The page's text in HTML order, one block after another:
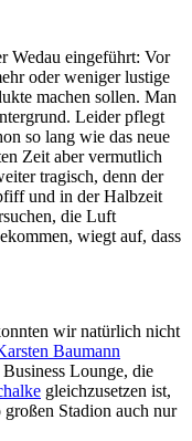
Wedau eingeführt: Vor
oder weniger lustige
machen sollen. Man
Leider pflegt
so lang wie das neue
Zeit aber vermutlich
tragisch, denn der
und in der Halbzeit
die Luft
wiegt auf, dass
wir natürlich nicht
Baumann
Lounge, die
gleichzusetzen ist,
Stadion auch nur